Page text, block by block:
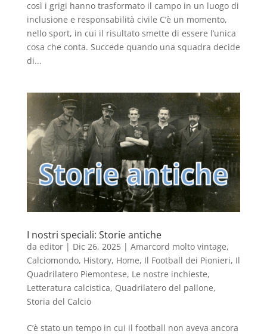
così i grigi hanno trasformato il campo in un luogo di
inclusione e responsabilità civile C’è un momento,
nello sport, in cui il risultato smette di essere l’unica
cosa che conta. Succede quando una squadra decide
di...
I nostri speciali: Storie antiche
da editor| Dic 26, 2025| Amarcord molto vintage,
Calciomondo, History, Home, Il Football dei Pionieri, Il
Quadrilatero Piemontese, Le nostre inchieste,
Letteratura calcistica, Quadrilatero del pallone,
Storia del Calcio
C’è stato un tempo in cui il football non aveva ancora